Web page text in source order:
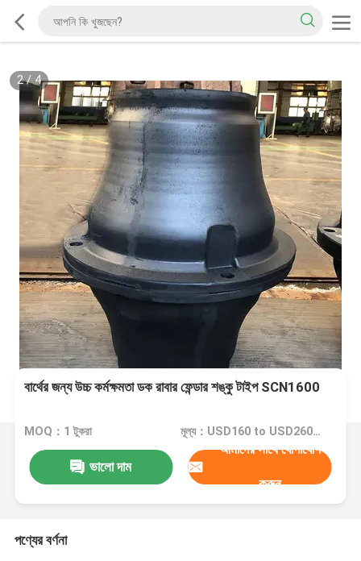
2/4
বার্থের জন্য উচ্চ কর্মক্ষমতা ডক রাবার ফেন্ডার শঙ্কু টাইপ SCN1600
MOQ：1 টুকরা মূল্য：USD160 to USD2600 One Piece
ভালো দাম
আমাদের সাথে যোগাযোগ
করুন
পণ্যের বর্ণনা